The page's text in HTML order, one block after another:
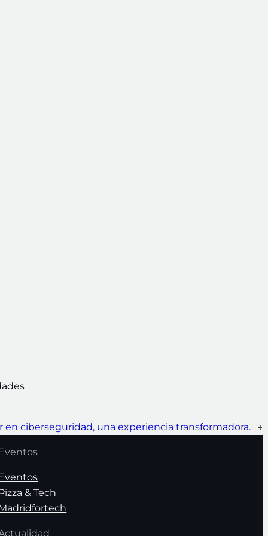
en ciberseguridad, una experiencia transformadora. →
& Tech